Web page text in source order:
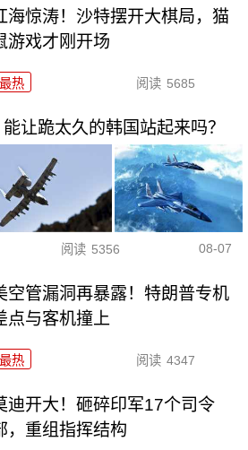
海惊涛！沙特摆开大棋局，猫
游戏才刚开场
最热 阅读 5685
让跪太久的韩国站起来吗？
阅读 5356 08-07
空管漏洞再暴露！特朗普专机
点与客机撞上
最热 阅读 4347
迪开大！砸碎印军17个司令
，重组指挥结构